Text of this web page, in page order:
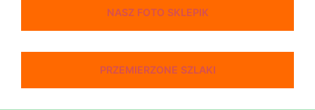
NASZ FOTO SKLEPIK
PRZEMIERZONE SZLAKI